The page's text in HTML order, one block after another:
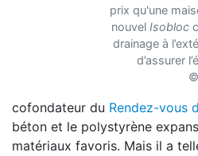
prix qu'une
nouvel Isobloc
drainage à
d’assurer
©
cofondateur du Rendez-vous
béton et le polystyrène
matériaux favoris. Mais il a